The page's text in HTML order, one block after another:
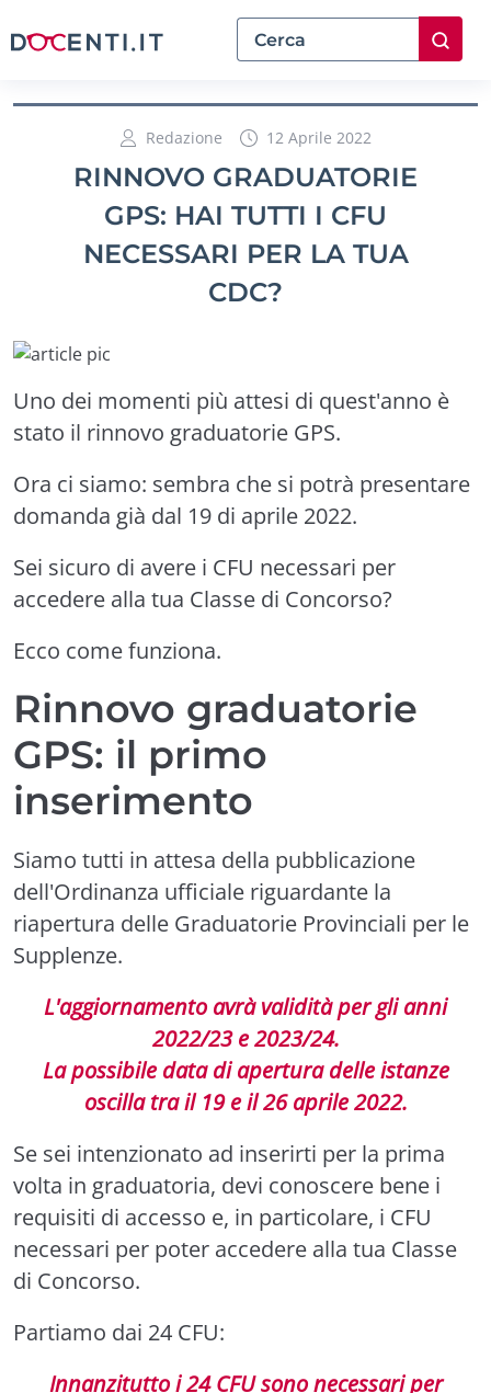
Redazione 12 Aprile 2022
RINNOVO GRADUATORIE
GPS: HAI TUTTI I CFU
NECESSARI PER LA TUA
CDC?
Uno dei momenti più attesi di quest'anno è
stato il rinnovo graduatorie GPS.
Ora ci siamo: sembra che si potrà presentare
domanda già dal 19 di aprile 2022.
Sei sicuro di avere i CFU necessari per
accedere alla tua Classe di Concorso?
Ecco come funziona.
Rinnovo graduatorie
GPS: il primo
inserimento
Siamo tutti in attesa della pubblicazione
dell'Ordinanza ufficiale riguardante la
riapertura delle Graduatorie Provinciali per le
Supplenze.
L'aggiornamento avrà validità per gli anni
2022/23 e 2023/24.
La possibile data di apertura delle istanze
oscilla tra il 19 e il 26 aprile 2022.
Se sei intenzionato ad inserirti per la prima
volta in graduatoria, devi conoscere bene i
requisiti di accesso e, in particolare, i CFU
necessari per poter accedere alla tua Classe
di Concorso.
Partiamo dai 24 CFU:
Innanzitutto i 24 CFU sono necessari per